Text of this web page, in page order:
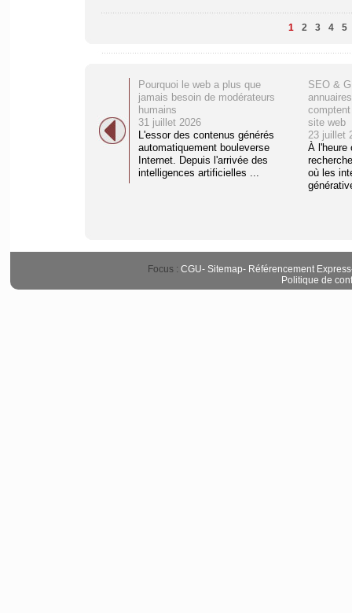
1 2 3 4 5
Pourquoi le web a plus que
jamais besoin de modérateurs
humains
31 juillet 2026
L'essor des contenus générés
automatiquement bouleverse
Internet. Depuis l'arrivée des
intelligences artificielles ...
SEO &
site web
23 juillet
À l'heure
où les
Focus : CGU- Sitemap- Référencement Express
Politique de